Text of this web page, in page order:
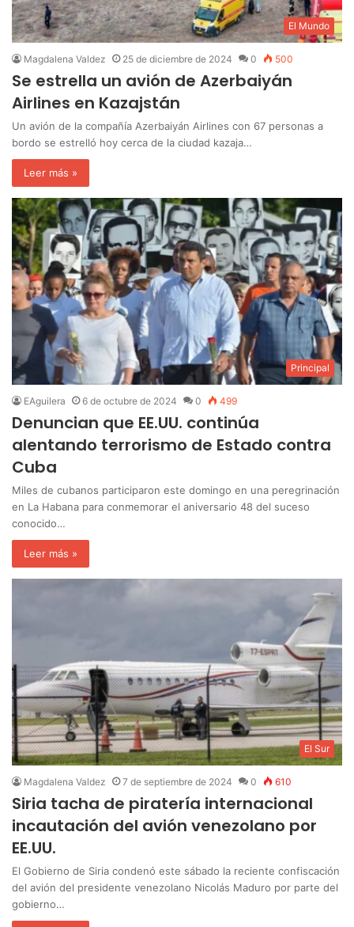
El Mundo
Magdalena Valdez 25 de diciembre de 2024 0 500
Se estrella un avión de Azerbaiyán
Airlines en Kazajstán
Un avión de la compañía Azerbaiyán Airlines con 67 personas a
bordo se estrelló hoy cerca de la ciudad kazaja…
Leer más »
Principal
EAguilera 6 de octubre de 2024 0 499
Denuncian que EE.UU. continúa
alentando terrorismo de Estado contra
Cuba
Miles de cubanos participaron este domingo en una peregrinación
en La Habana para conmemorar el aniversario 48 del suceso
conocido…
Leer más »
El Sur
Magdalena Valdez 7 de septiembre de 2024 0 610
Siria tacha de piratería internacional
incautación del avión venezolano por
EE.UU.
El Gobierno de Siria condenó este sábado la reciente confiscación
del avión del presidente venezolano Nicolás Maduro por parte del
gobierno…